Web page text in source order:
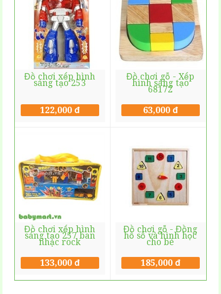
Đồ chơi xếp hình
sáng tạo 253
122,000 đ
Đồ chơi gỗ - Xếp
hình sáng tạo
68172
63,000 đ
Đồ chơi xếp hình
sáng tạo 257 ban
nhạc rock
133,000 đ
Đồ chơi gỗ - Đồng
hồ số và hình học
cho bé
185,000 đ